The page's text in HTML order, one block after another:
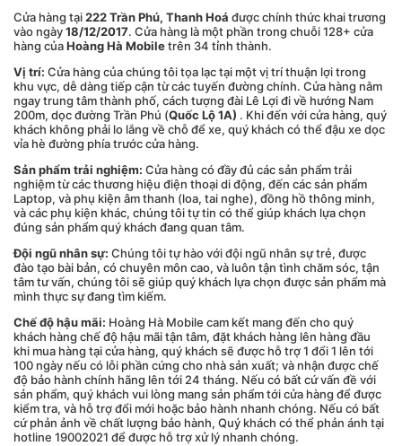
Cửa hàng tại222 Trần Phú, Thanh Hoá được chính thức khai trương
vào ngày18/12/2017. Cửa hàng là một phần trong chuỗi 128+ cửa
hàng củaHoàng Hà Mobiletrên 34 tỉnh thành.
Vị trí: Cửa hàng của chúng tôi tọa lạc tại một vị trí thuận lợi trong
khu vực, dễ dàng tiếp cận từ các tuyến đường chính. Cửa hàng nằm
ngay trung tâm thành phố, cách tượng đài Lê Lợi đi về hướng Nam
200m, dọc đường Trần Phú (Quốc Lộ 1A) . Khi đến với cửa hàng, quý
khách không phải lo lắng về chỗ để xe, quý khách có thể đậu xe dọc
vỉa hè đường phía trước cửa hàng.
Sản phẩm trải nghiệm: Cửa hàng có đầy đủ các sản phẩm trải
nghiệm từ các thương hiệu điện thoại di động, đến các sản phẩm
Laptop, và phụ kiện âm thanh (loa, tai nghe), đồng hồ thông minh,
và các phụ kiện khác, chúng tôi tự tin có thể giúp khách lựa chọn
đúng sản phẩm quý khách đang quan tâm.
Đội ngũ nhân sự: Chúng tôi tự hào với đội ngũ nhân sự trẻ, được
đào tạo bài bản, có chuyên môn cao, và luôn tận tình chăm sóc, tận
tâm tư vấn, chúng tôi sẽ giúp quý khách lựa chọn được sản phẩm mà
mình thực sự đang tìm kiếm.
Chế độ hậu mãi: Hoàng Hà Mobile cam kết mang đến cho quý
khách hàng chế độ hậu mãi tận tâm, đặt khách hàng lên hàng đầu
khi mua hàng tại cửa hàng, quý khách sẽ được hỗ trợ 1 đổi 1 lên tới
100 ngày nếu có lỗi phần cứng cho nhà sản xuất; và nhận được chế
độ bảo hành chính hãng lên tới 24 tháng. Nếu có bất cứ vấn đề với
sản phẩm, quý khách vui lòng mang sản phẩm tới cửa hàng để được
kiểm tra, và hỗ trợ đổi mới hoặc bảo hành nhanh chóng. Nếu có bất
cứ phản ảnh về chất lượng bảo hành, Quý khách có thể phản ánh tại
hotline 19002021 để được hỗ trợ xử lý nhanh chóng.